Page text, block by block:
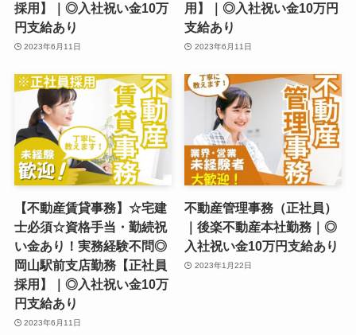
採用】｜◎入社祝い金10万
円支給あり
2023年6月11日
用】｜◎入社祝い金10万円
支給あり
2023年6月11日
【不動産賃貸事務】☆宅建
士必須☆資格手当・勤続祝
い金あり！実務経験不問◎
岡山駅前支店勤務【正社員
採用】｜◎入社祝い金10万
円支給あり
2023年6月11日
不動産管理事務（正社員）
｜後楽不動産本社勤務｜◎
入社祝い金10万円支給あり
2023年1月22日